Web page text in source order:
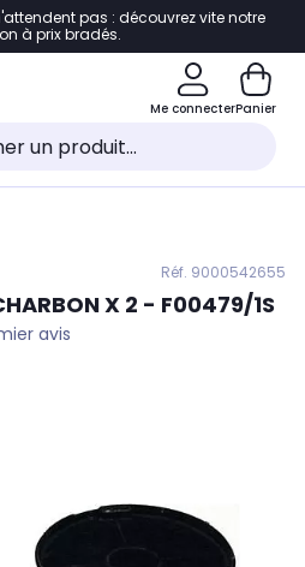
la navigation
pied de page
chatbot
pas : découvrez vite notre
à prix bradés.
Me connecterPanier
Réf. 9000542655
X 2 - F00479/1S
avis